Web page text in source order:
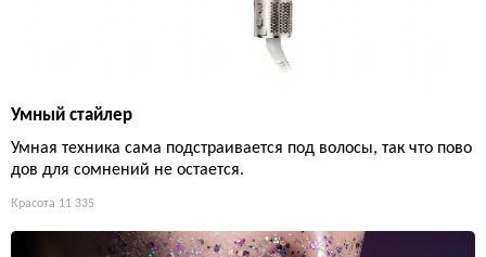
Умный стайлер
Умная техника сама подстраивается под волосы, так что пово
дов для сомнений не остается.
Красота 11 335